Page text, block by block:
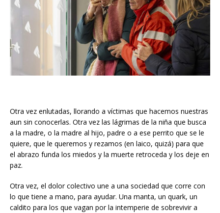
Otra vez enlutadas, llorando a víctimas que hacemos nuestras
aun sin conocerlas. Otra vez las lágrimas de la niña que busca
a la madre, o la madre al hijo, padre o a ese perrito que se le
quiere, que le queremos y rezamos (en laico, quizá) para que
el abrazo funda los miedos y la muerte retroceda y los deje en
paz.
Otra vez, el dolor colectivo une a una sociedad que corre con
lo que tiene a mano, para ayudar. Una manta, un quark, un
caldito para los que vagan por la intemperie de sobrevivir a